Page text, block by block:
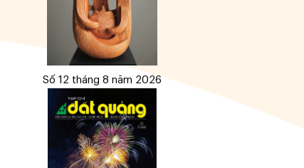
Số 12 tháng 8 năm 2026